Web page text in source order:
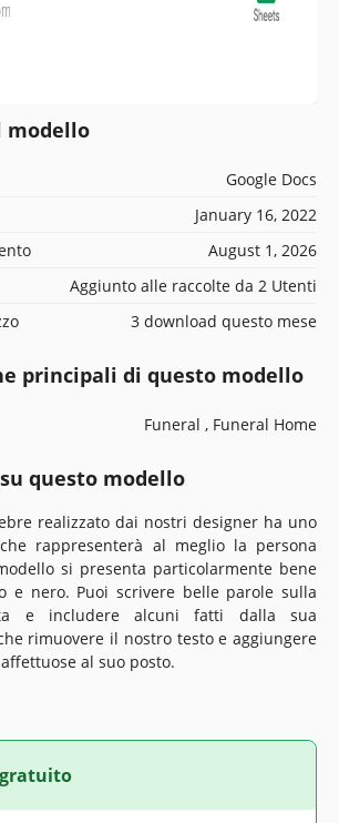
modello
Google Docs
January 16, 2022
August 1, 2026
Aggiunto alle raccolte da 2 Utenti
3 download questo mese
principali di questo modello
Funeral , Funeral Home
questo modello
realizzato dai nostri designer ha uno
rappresenterà al meglio la persona
si presenta particolarmente bene
e nero. Puoi scrivere belle parole sulla
e includere alcuni fatti dalla sua
rimuovere il nostro testo e aggiungere
al suo posto.